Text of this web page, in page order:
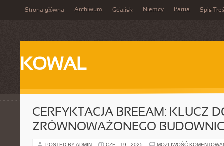
Strona główna Archiwum Gdańsk Niemcy Partia Spis
KOWAL
CERFYKTACJA BREEAM: KLUCZ
ZRÓWNOWAŻONEGO
POSTED BY ADMIN CZE - 19 - 2025 MOŻLIWOŚĆ